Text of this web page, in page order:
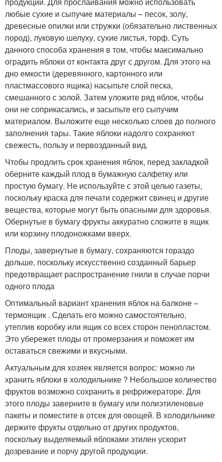
любые сухие и сыпучие материалы – песок, золу,
древесные опилки или стружки (обязательно лиственных
пород), луковую шелуху, сухие листья, торф. Суть
данного способа хранения в том, чтобы максимально
оградить яблоки от контакта друг с другом. Для этого на
дно емкости (деревянного, картонного или
пластмассового ящика) насыпьте слой песка,
смешанного с золой. Затем уложите ряд яблок, чтобы
они не соприкасались, и засыпьте его сыпучим
материалом. Выложите еще несколько слоев до полного
заполнения тары. Такие яблоки надолго сохраняют
свежесть, пользу и первозданный вид.
Чтобы продлить срок хранения яблок, перед закладкой
оберните каждый плод в бумажную салфетку или
простую бумагу. Не используйте с этой целью газеты,
поскольку краска для печати содержит свинец и другие
вещества, которые могут быть опасными для здоровья.
Обернутые в бумагу фрукты аккуратно сложите в ящик
или корзину плодоножками вверх.
Плоды, завернутые в бумагу, сохраняются гораздо
дольше, поскольку искусственно созданный барьер
предотвращает распространение гнили в случае порчи
одного плода
Оптимальный вариант хранения яблок на балконе –
термоящик . Сделать его можно самостоятельно,
утеплив коробку или ящик со всех сторон пенопластом.
Это убережет плоды от промерзания и поможет им
оставаться свежими и вкусными.
Актуальным для хозяек является вопрос: можно ли
хранить яблоки в холодильнике ? Небольшое количество
фруктов возможно сохранить в рефрижераторе. Для
этого плоды заверните в бумагу или полиэтиленовые
пакеты и поместите в отсек для овощей. В холодильнике
держите фрукты отдельно от других продуктов,
поскольку выделяемый яблоками этилен ускорит
дозревание и порчу другой продукции.